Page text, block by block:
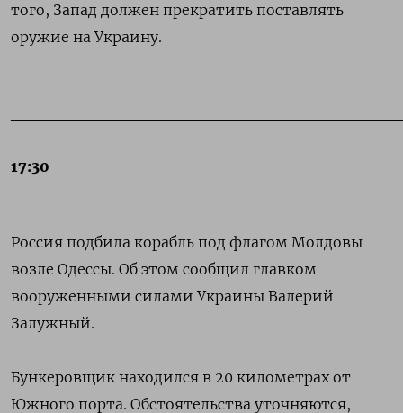
того, Запад должен прекратить поставлять
оружие на Украину.
17:30
Россия подбила корабль под флагом Молдовы
возле Одессы. Об этом сообщил главком
вооруженными силами Украины Валерий
Залужный.
Бункеровщик находился в 20 километрах от
Южного порта. Обстоятельства уточняются,